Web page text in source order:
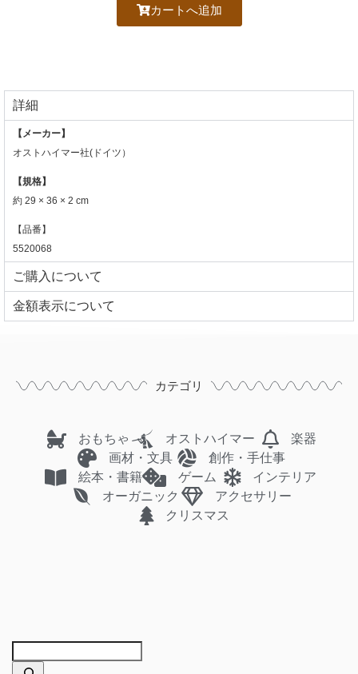
カートへ追加
詳細
【メーカー】
オストハイマー社(ドイツ）
【規格】
約 29 × 36 × 2 cm
【品番】
5520068
ご購入について
⾦額表⽰について
カテゴリ
おもちゃ オストハイマー
楽器
画材・文具
創作・手仕事
絵本・書籍
ゲーム
インテリア
オーガニック
アクセサリー
クリスマス